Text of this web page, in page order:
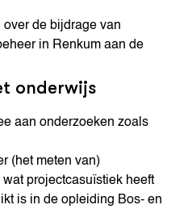
de bijdrage van
in Renkum aan de
onderwijs
aan onderzoeken zoals
(het meten van)
projectcasuïstiek heeft
is in de opleiding Bos- en